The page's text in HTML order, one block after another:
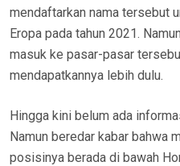
mendaftarkan nama tersebut
Eropa pada tahun 2021.
masuk ke pasar-pasar
mendapatkannya lebih dulu.
Hingga kini belum ada
Namun beredar kabar bahwa
posisinya berada di bawah